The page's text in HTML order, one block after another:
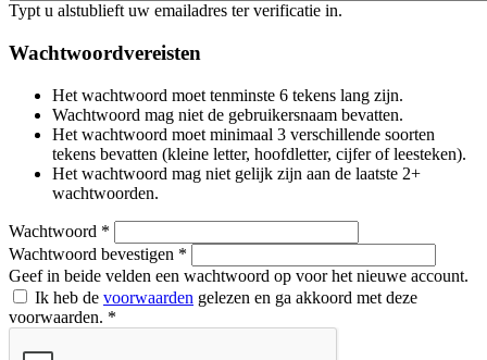
Typt u alstublieft uw emailadres ter verificatie in.
Wachtwoordvereisten
Het wachtwoord moet tenminste 6 tekens lang zijn.
Wachtwoord mag niet de gebruikersnaam bevatten.
Het wachtwoord moet minimaal 3 verschillende soorten
tekens bevatten (kleine letter, hoofdletter, cijfer of leesteken).
Het wachtwoord mag niet gelijk zijn aan de laatste 2+
wachtwoorden.
Wachtwoord *
Wachtwoord bevestigen *
Geef in beide velden een wachtwoord op voor het nieuwe account.
Ik heb de voorwaarden gelezen en ga akkoord met deze
voorwaarden. *